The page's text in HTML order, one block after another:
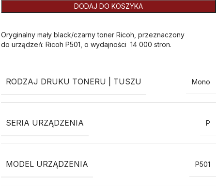
DODAJ DO KOSZYKA
Oryginalny mały black/czarny toner Ricoh, przeznaczony
do urządzeń: Ricoh P501, o wydajności 14 000 stron.
RODZAJ DRUKU TONERU | TUSZU Mono
SERIA URZĄDZENIA P
MODEL URZĄDZENIA P501